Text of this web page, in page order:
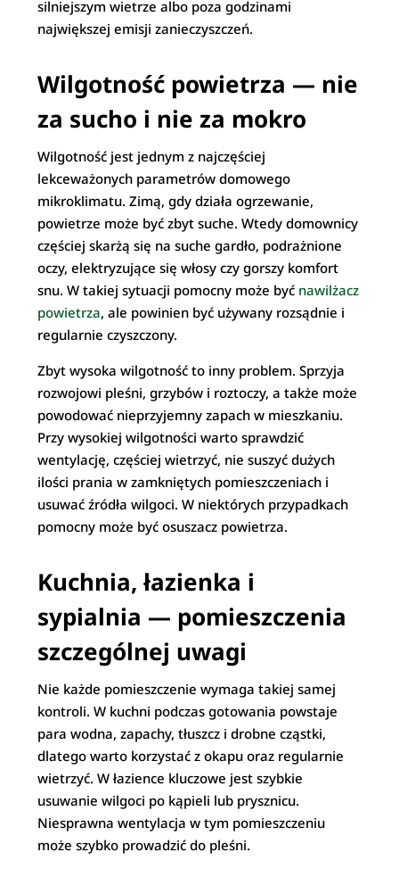
silniejszym wietrze albo poza godzinami
największej emisji zanieczyszczeń.
Wilgotność powietrza — nie
za sucho i nie za mokro
Wilgotność jest jednym z najczęściej
lekceważonych parametrów domowego
mikroklimatu. Zimą, gdy działa ogrzewanie,
powietrze może być zbyt suche. Wtedy domownicy
częściej skarżą się na suche gardło, podrażnione
oczy, elektryzujące się włosy czy gorszy komfort
snu. W takiej sytuacji pomocny może być nawilżacz
powietrza, ale powinien być używany rozsądnie i
regularnie czyszczony.
Zbyt wysoka wilgotność to inny problem. Sprzyja
rozwojowi pleśni, grzybów i roztoczy, a także może
powodować nieprzyjemny zapach w mieszkaniu.
Przy wysokiej wilgotności warto sprawdzić
wentylację, częściej wietrzyć, nie suszyć dużych
ilości prania w zamkniętych pomieszczeniach i
usuwać źródła wilgoci. W niektórych przypadkach
pomocny może być osuszacz powietrza.
Kuchnia, łazienka i
sypialnia — pomieszczenia
szczególnej uwagi
Nie każde pomieszczenie wymaga takiej samej
kontroli. W kuchni podczas gotowania powstaje
para wodna, zapachy, tłuszcz i drobne cząstki,
dlatego warto korzystać z okapu oraz regularnie
wietrzyć. W łazience kluczowe jest szybkie
usuwanie wilgoci po kąpieli lub prysznicu.
Niesprawna wentylacja w tym pomieszczeniu
może szybko prowadzić do pleśni.